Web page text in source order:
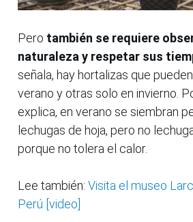
Pero también se requiere
naturaleza y respetar sus
señala, hay hortalizas que
verano y otras solo en invierno.
explica, en verano se siembran
lechugas de hoja, pero no
porque no tolera el calor.
Lee también: Visita el museo
Perú [video]